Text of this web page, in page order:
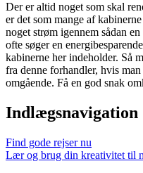
Der er altid noget som skal
er det som mange af
noget strøm igennem sådan
ofte søger en
kabinerne her indeholder. Så
fra denne forhandler, hvis
omgående. Få en god snak
Indlægsnavigation
Find gode rejser nu
Lær og brug din kreativitet til